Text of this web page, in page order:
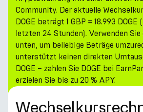
Community. Der aktuelle
DOGE beträgt 1 GBP = 18.993
letzten 24 Stunden). Verwenden Sie
unten, um beliebige Beträge
unterstützt keinen direkten
DOGE – zahlen Sie DOGE bei
erzielen Sie bis zu 20 % APY.